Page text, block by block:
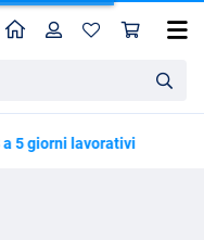
HomeProfilo
5 giorni lavorativi